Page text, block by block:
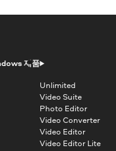
제품
Unlimited
Video Suite
Photo Editor
Video Converter
Video Editor
Video Editor Lite